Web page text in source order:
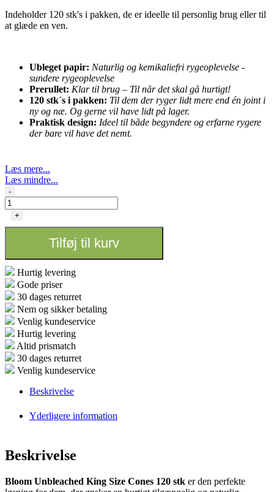
Indeholder 120 stk's i pakken, de er ideelle til personlig brug eller til
at glæde en ven.
Ubleget papir: Naturlig og kemikaliefri rygeoplevelse -
sundere rygeoplevelse
Prerullet: Klar til brug – Til når det skal gå hurtigt!
120 stk´s i pakken: Til dem der ryger lidt mere end én joint i
ny og næ. Og gerne vil have lidt på lager.
Praktisk design: Ideel til både begyndere og erfarne rygere
der bare vil have det nemt.
Læs mere...
Læs mindre...
Bloom
Unbleached
cones
stk
antal
-
+
Tilføj til kurv
Hurtig levering
Gode priser
30 dages returret
Nem og sikker betaling
Venlig kundeservice
Hurtig levering
Altid prismatch
30 dages returret
Venlig kundeservice
Beskrivelse
Yderligere information
Beskrivelse
Bloom Unbleached King Size Cones 120 stk er den perfekte